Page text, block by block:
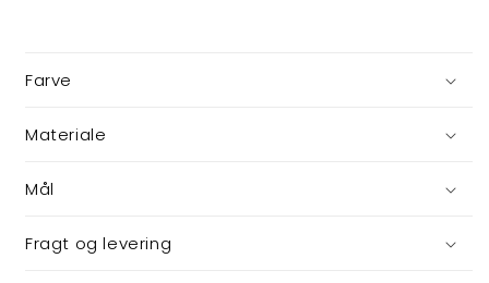
Farve
Materiale
Mål
Fragt og levering